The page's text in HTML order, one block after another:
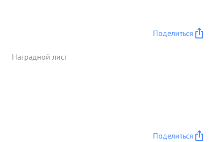
Поделиться
Наградной лист
Поделиться